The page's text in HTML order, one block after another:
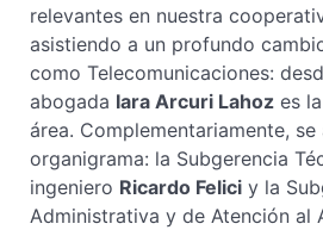
relevantes en nuestra
asistiendo a un profundo
como Telecomunicaciones:
abogada Iara Arcuri Lahoz es
área. Complementariamente, se
organigrama: la Subgerencia
ingeniero Ricardo Felici y la
Administrativa y de Atención al